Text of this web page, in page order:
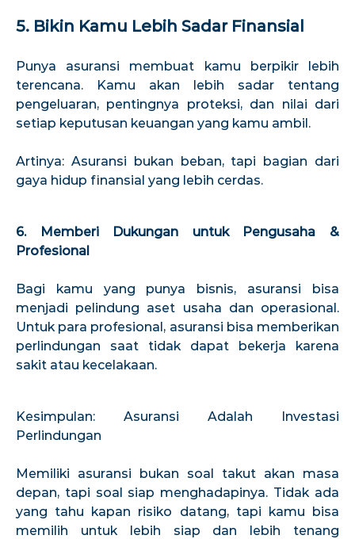
5. Bikin Kamu Lebih Sadar Finansial
Punya asuransi membuat kamu berpikir lebih
terencana. Kamu akan lebih sadar tentang
pengeluaran, pentingnya proteksi, dan nilai dari
setiap keputusan keuangan yang kamu ambil.
Artinya: Asuransi bukan beban, tapi bagian dari
gaya hidup finansial yang lebih cerdas.
6. Memberi Dukungan untuk Pengusaha &
Profesional
Bagi kamu yang punya bisnis, asuransi bisa
menjadi pelindung aset usaha dan operasional.
Untuk para profesional, asuransi bisa memberikan
perlindungan saat tidak dapat bekerja karena
sakit atau kecelakaan.
Kesimpulan: Asuransi Adalah Investasi
Perlindungan
Memiliki asuransi bukan soal takut akan masa
depan, tapi soal siap menghadapinya. Tidak ada
yang tahu kapan risiko datang, tapi kamu bisa
memilih untuk lebih siap dan lebih tenang